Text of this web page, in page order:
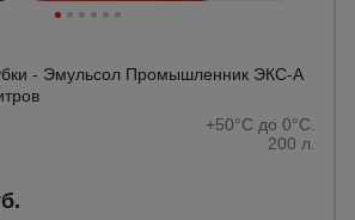
- Эмульсол Промышленник ЭКС-А
+50°C до 0°C.
200 л.